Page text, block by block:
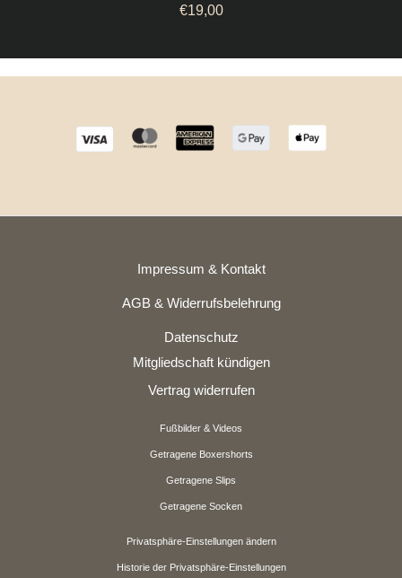
€19,00
Impressum & Kontakt
AGB & Widerrufsbelehrung
Datenschutz
Mitgliedschaft kündigen
Vertrag widerrufen
Fußbilder & Videos
Getragene Boxershorts
Getragene Slips
Getragene Socken
Privatsphäre-Einstellungen ändern
Historie der Privatsphäre-Einstellungen